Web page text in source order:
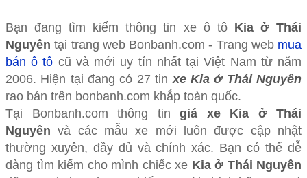
Bạn đang tìm kiếm thông tin xe ô tô Kia ở Thái
Nguyên tại trang web Bonbanh.com - Trang web mua
bán ô tô cũ và mới uy tín nhất tại Việt Nam từ năm
2006. Hiện tại đang có 27 tin xe Kia ở Thái Nguyên
rao bán trên bonbanh.com khắp toàn quốc.
Tại Bonbanh.com thông tin giá xe Kia ở Thái
Nguyên và các mẫu xe mới luôn được cập nhật
thường xuyên, đầy đủ và chính xác. Bạn có thể dễ
dàng tìm kiếm cho mình chiếc xe Kia ở Thái Nguyên